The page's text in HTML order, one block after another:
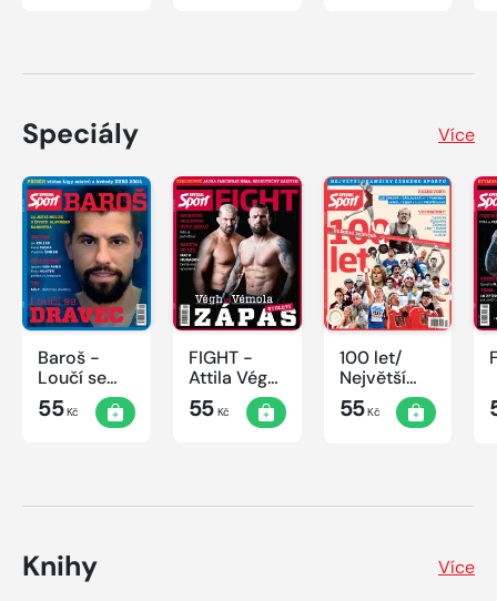
Speciály Více
Baroš -
Loučí se
dravec
55Kč
FIGHT -
Attila Végh
vs. Karlos
Vémola
55Kč
100 let/
Největší
okamžiky
českého
55Kč
Knihy Více